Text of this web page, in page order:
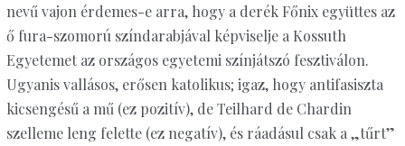
nevű vajon érdemes-e arra, hogy a derék Főnix együttes az
ő fura-szomorú színdarabjával képviselje a Kossuth
Egyetemet az országos egyetemi színjátszó fesztiválon.
Ugyanis vallásos, erősen katolikus; igaz, hogy antifasiszta
kicsengésű a mű (ez pozitív), de Teilhard de Chardin
szelleme leng felette (ez negatív), és ráadásul csak a „tűrt”